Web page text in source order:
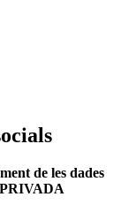
de les dades